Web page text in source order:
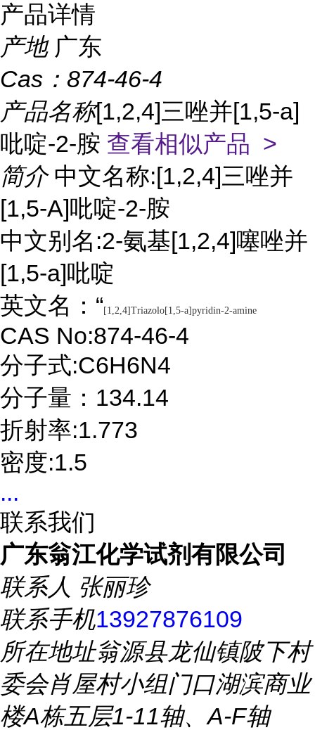
产品详情
产地 广东
Cas： 874-46-4
产品名称[1,2,4]三唑并[1,5-a]
吡啶-2-胺 查看相似产品 >
简介 中文名称:[1,2,4]三唑并
[1,5-A]吡啶-2-胺
中文别名:2-氨基[1,2,4]噻唑并
[1,5-a]吡啶
英文名：“ [1,2,4]Triazolo[1,5-a]pyridin-2-amine
CAS No:874-46-4
分子式:C6H6N4
分子量：134.14
折射率:1.773
密度:1.5
...
联系我们
广东翁江化学试剂有限公司
联系人 张丽珍
联系手机13927876109
所在地址翁源县龙仙镇陂下村
委会肖屋村小组门口湖滨商业
楼A栋五层1-11轴、A-F轴